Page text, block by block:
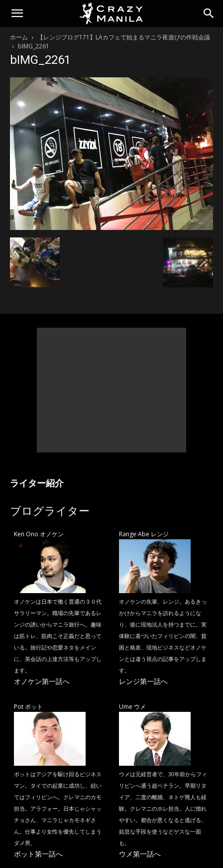
ホーム
【レンジブログ171】LAカフェで始まるマニラ夜遊びの作戦会議
bIMG_2261
bIMG_2261
ライター紹介
ブログライター
Ken Ono オノケン
オノケンは日本で働く普通の３０代
サラリーマン。職場の先輩であるレ
ンジの誘いからマニラ旅行へ。趣味
は筋トレ、筋肉こそ正義だと思って
いる。旅行記や恋愛ネタをメイン
に、英会話の上達方法等もアップし
ます。
オノケン第一話へ
Range Abe レンジ
オノケンの先輩、レンジ。あるきっ
かけからマニラを訪れるようにな
り、後に現地法人を持つまでに。実
体験に基づいたフィリピンの闇、貧
困と格差、現地ビジネスなどオノケ
ンとは違う視点の記事をアップしま
す。
レンジ第一話へ
Pot ポット
ポットはアジアを駆け回るビジネス
マン。タイでの起業に成功し、続い
てはフィリピンへ。クレマニのカモ
担当。アラフォー。日本じゃシャッ
チョさん、マニラじゃカモネギさ
ん。仕事より女性を優先してしまう
ダメ男。
ポット第一話へ
Ume ウメ
ウメは元経営者で、30年前からフィ
リピンへ通う超ベテラン。早期リタ
イア、二度の離婚、ネトゲ廃人も経
験。クレマニのホレ担当。人に惚れ
やすい。都合が悪くなると逃げる、
姑息な手段を使うなどゲスな一面
も。
ウメ第一話へ